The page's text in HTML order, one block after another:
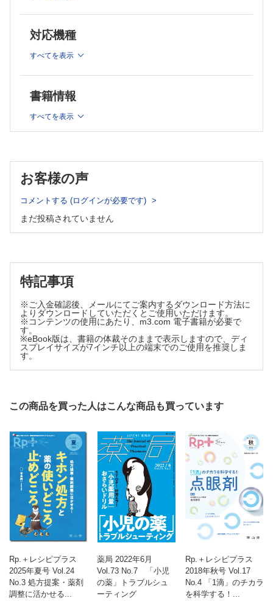
（坂野昌志）
使える！まいにち薬会話〈第7回〉
（浅井考介 柴田奈央）
・高用量アセトアミノフェンで血圧上昇
（佐藤宏樹 澤田康文）
薬剤師が三ツ星シェフ－業務に活きる！活かせる！
経静脈栄養のホントのところ－ 番外編 リハビリテーション栄養と薬剤
師②
血中マイクロRNAと新規がん検診法
喫茶よりみち
4回目接種,対象者はどのように決まった？～今，わかっていることを整
理する～
・絵でまるわかり分子標的抗がん薬 改訂2版
（吉村知哲）
・知っておきたいOTC医薬品 第3版
（豊見 敦）
・異常呼吸（油田尚総）
・喘息とCOPD（新実彰男）
・間質性肺炎・肺線維症（榎本紀之）
・循環器系疾患（石倉 健）
・呼吸困難と神経筋疾患（大内智洋）
呼吸を助けるくすり
・気管支拡張薬の使いかた・使いどころ－吸入抗コリン薬－
（坂野昌志）
・呼吸困難感を軽減するためのステロイドの使いかた（篠永
浩）
・吸入デバイスの取り扱いとセルフマネジメント（荒川正悟）
・人工呼吸療法中の鎮静・せん妄対策の薬物療法（岩田 聡）
・酸素療法（岡野智仁 ほか）
・呼吸リハビリテーション（五明岳展 ほか）
・栄養療法（二村昭彦 ほか）
・人工呼吸療法（都丸敦史 ほか）
コラム：在宅人工呼吸療法ってなに？（坂野昌志）
えびさんぽ
COPDに対する長時間作用型抗コリン薬の吸入は効果がありま
（青島周一）
業務環境のオモテ・ウラ①～時間をつくる技法～
Gebaita?! 薬剤師の語ログ〈第7回〉
疑義照会…上手くできていますか？
（大森智史）
薬剤部門管理者・ミドルマネジャーのためのBSC活用入門
〈第4回〉
ファーマシーマネジメントとバランスト・スコアカード
（赤瀬朋秀）
薬剤師力の型新たな思考と行動プランを手に入れろ！〈漆
「臨床現場」という研究室で，次世代にも残る価値ある論文作
成に着手せよ！
（坂野昌志）
対応機種
すべてを表示
書籍情報
すべてを表示
お客様の声
コメントする (ログインが必要です)
まだ投稿されていません
特記事項
※ご入金確認後、メールにてご案内するダウンロード方法に
よりダウンロードしていただくとご使用いただけます。
※コンテンツの使用にあたり、m3.com 電子書籍が必要で
す。
※eBook版は、書籍の体裁そのままで表示しますので、ディ
スプレイサイズが7インチ以上の端末でのご使用を推奨しま
す。
この商品を買った人はこんな商品も買っています
Rp.＋レシピプラス
2025年夏号 Vol.24
No.3 処方提案・薬剤
調整に活かせる...
薬局 2022年6月
Vol.73 No.7 「小児
の薬」トラブルシュ
ーティング
Rp.＋レシピプラス
2018年秋号 Vol.17
No.4 「1滴」のチカラ
を科学する！...